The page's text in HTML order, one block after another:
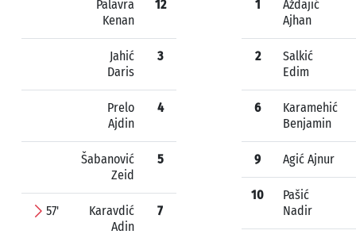
Palavra
Kenan
12
Jahić
Daris
3
Prelo
Ajdin
4
Šabanović
Zeid
5
57'
Karavdić
Adin
7
1
Aždajić
Ajhan
2
Salkić
Edim
6
Karamehić
Benjamin
9 Agić Ajnur
10
Pašić
Nadir